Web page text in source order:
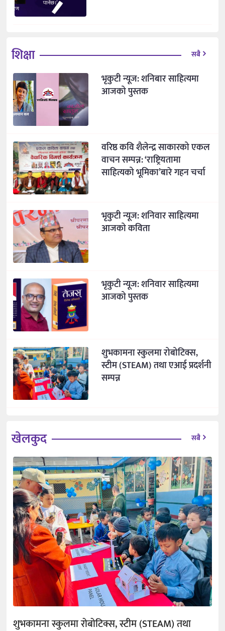
शिक्षा सबै
भृकुटी न्यूज: शनिबार साहित्यमा
आजको पुस्तक
वरिष्ठ कवि शैलेन्द्र साकारको एकल
वाचन सम्पन्न: ‘राष्ट्रियतामा
साहित्यको भूमिका’बारे गहन चर्चा
भृकुटी न्यूज: शनिवार साहित्यमा
आजको कविता
भृकुटी न्यूज: शनिवार साहित्यमा
आजको पुस्तक
शुभकामना स्कुलमा रोबोटिक्स,
स्टीम (STEAM) तथा एआई प्रदर्शनी
सम्पन्न
खेलकुद सबै
शुभकामना स्कुलमा रोबोटिक्स, स्टीम (STEAM) तथा